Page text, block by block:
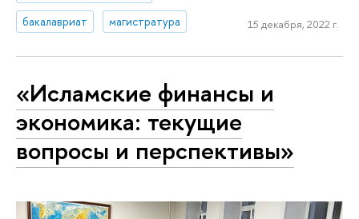
бакалавриат
магистратура 15 декабря, 2022 г.
«Исламские финансы и
экономика: текущие
вопросы и перспективы»